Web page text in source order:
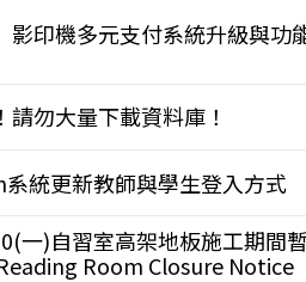
影印機多元支付系統升級與功
勿大量下載資料庫！
統更新教師與學生登入方式
一)自習室高架地板施工期間
Room Closure Notice